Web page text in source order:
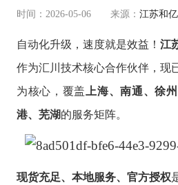
时间：2026-05-06 来源： 江苏和
自动化升级，速度就是效益！江
作为汇川技术核心合作伙伴，现
为核心，覆盖
上海、南通、徐
港、芜湖的服务矩阵。
现货充足、本地服务、官方授权